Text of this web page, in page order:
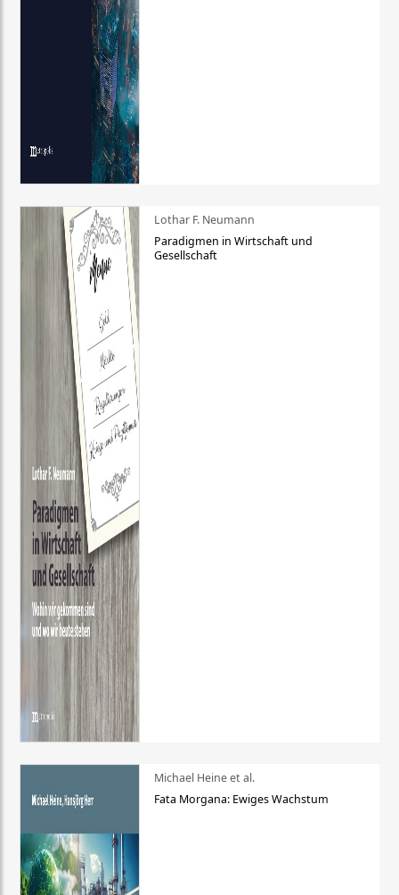
Lothar F. Neumann
Paradigmen in Wirtschaft und
Gesellschaft
Michael Heine et al.
Fata Morgana: Ewiges Wachstum